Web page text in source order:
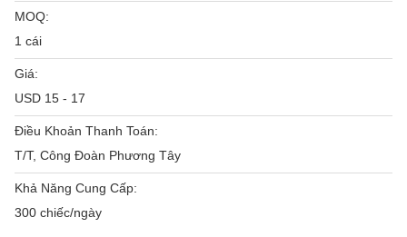
MOQ:
1 cái
Giá:
USD 15 - 17
Điều Khoản Thanh Toán:
T/T, Công Đoàn Phương Tây
Khả Năng Cung Cấp:
300 chiếc/ngày